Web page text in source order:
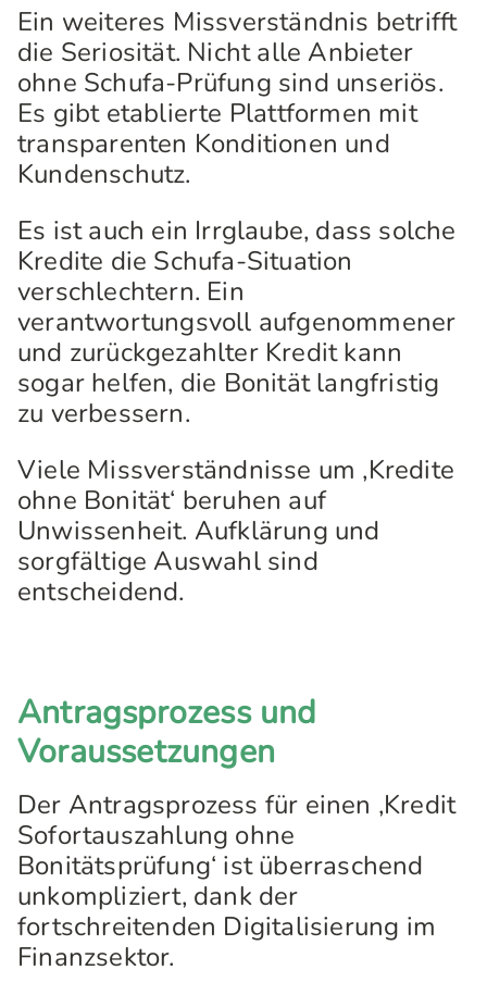
Ein weiteres Missverständnis betrifft
die Seriosität. Nicht alle Anbieter
ohne Schufa-Prüfung sind unseriös.
Es gibt etablierte Plattformen mit
transparenten Konditionen und
Kundenschutz.
Es ist auch ein Irrglaube, dass solche
Kredite die Schufa-Situation
verschlechtern. Ein
verantwortungsvoll aufgenommener
und zurückgezahlter Kredit kann
sogar helfen, die Bonität langfristig
zu verbessern.
Viele Missverständnisse um ‚Kredite
ohne Bonität‘ beruhen auf
Unwissenheit. Aufklärung und
sorgfältige Auswahl sind
entscheidend.
Antragsprozess und
Voraussetzungen
Der Antragsprozess für einen ‚Kredit
Sofortauszahlung ohne
Bonitätsprüfung‘ ist überraschend
unkompliziert, dank der
fortschreitenden Digitalisierung im
Finanzsektor.